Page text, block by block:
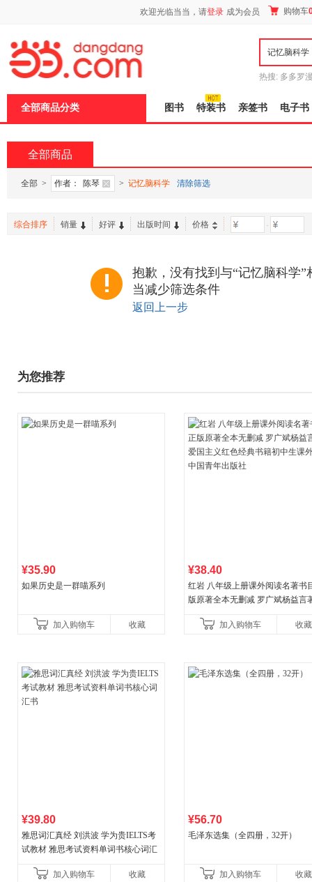
欢迎光临当当，请登录 成为会员 购物车
热搜: 多多罗
全部商品分类 图书 特装书 亲签书 电子书
全部商品
全部 > 作者： 陈琴 > 记忆脑科学 清除筛选
综合排序 销量 好评 出版时间 价格 -
抱歉，没有找到与“记忆脑科学
当减少筛选条件
返回上一步
为您推荐
¥35.90
如果历史是一群喵系列
加入购物车 收藏
¥38.40
红岩 八年级上册课外阅读名著书
版原著全本无删减 罗广斌杨益言
国青年出版社加入购物车 收藏
¥39.80
雅思词汇真经 刘洪波 学为贵IELTS考
试教材 雅思考试资料单词书核心词汇
加入购物车
收藏
¥56.70
毛泽东选集（全四册，32开）
加入购物车 收藏
页
加